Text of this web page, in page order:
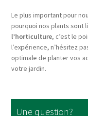
Le plus important pour
pourquoi nos plants sont
l’horticulture, c’est le
l’expérience, n’hésitez
optimale de planter vos
votre jardin.
Une question?